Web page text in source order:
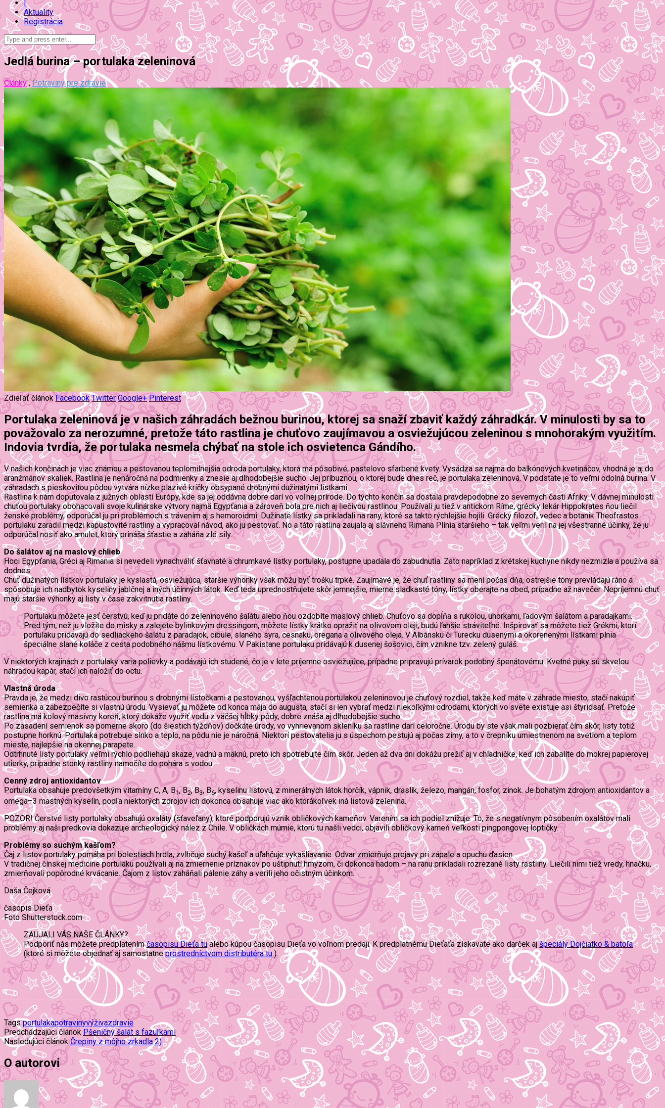
|
Aktuality
Registrácia
Jedlá burina – portulaka zeleninová
Články,Potraviny pre zdravie
Zdieľať článok Facebook Twitter Google+ Pinterest
Portulaka zeleninová je v našich záhradách bežnou burinou, ktorej sa snaží zbaviť každý záhradkár. V minulosti by sa to
považovalo za nerozumné, pretože táto rastlina je chuťovo zaujímavou a osviežujúcou zeleninou s mnohorakým využitím.
Indovia tvrdia, že portulaka nesmela chýbať na stole ich osvietenca Gándího.
V našich končinách je viac známou a pestovanou teplomilnejšia odroda portulaky, ktorá má pôsobivé, pastelovo sfarbené kvety. Vysádza sa najmä do balkónových kvetináčov, vhodná je aj do
aranžmánov skaliek. Rastlina je nenáročná na podmienky a znesie aj dlhodobejšie sucho. Jej príbuznou, o ktorej bude dnes reč, je portulaka zeleninová. V podstate je to veľmi odolná burina. V
záhradách s pieskovitou pôdou vytvára nízke plazivé kríčky obsypané drobnými dužinatými lístkami.
Rastlina k nám doputovala z južných oblastí Európy, kde sa jej oddávna dobre darí vo voľnej prírode. Do týchto končín sa dostala pravdepodobne zo severných častí Afriky. V dávnej minulosti
chuťou portulaky obohacovali svoje kulinárske výtvory najmä Egypťania a zároveň bola pre nich aj liečivou rastlinou. Používali ju tiež v antickom Ríme, grécky lekár Hippokrates ňou liečil
ženské problémy, odporúčal ju pri problémoch s trávením aj s hemoroidmi. Dužinaté lístky sa prikladali na rany, ktoré sa takto rýchlejšie hojili. Grécky filozof, vedec a botanik Theofrastos
portulaku zaradil medzi kapustovité rastliny a vypracoval návod, ako ju pestovať. No a táto rastlina zaujala aj slávneho Rimana Plínia staršieho – tak veľmi veril na jej všestranné účinky, že ju
odporúčal nosiť ako amulet, ktorý prináša šťastie a zaháňa zlé sily.
Do šalátov aj na maslový chlieb
Hoci Egypťania, Gréci aj Rimania si nevedeli vynachváliť šťavnaté a chrumkavé lístky portulaky, postupne upadala do zabudnutia. Zato napríklad z krétskej kuchyne nikdy nezmizla a používa sa
dodnes.
Chuť dužinatých lístkov portulaky je kyslastá, osviežujúca, staršie výhonky však môžu byť trošku trpké. Zaujímavé je, že chuť rastliny sa mení počas dňa, ostrejšie tóny prevládajú ráno a
spôsobuje ich nadbytok kyseliny jablčnej a iných účinných látok. Keď teda uprednostňujete skôr jemnejšie, mierne sladkasté tóny, lístky oberajte na obed, prípadne až navečer. Nepríjemnú chuť
majú staršie výhonky aj listy v čase zakvitnutia rastliny.
Portulaku môžete jesť čerstvú, keď ju pridáte do zeleninového šalátu alebo ňou ozdobíte maslový chlieb. Chuťovo sa dopĺňa s rukolou, uhorkami, ľadovým šalátom a paradajkami.
Pred tým, než ju vložíte do misky a zalejete bylinkovým dressingom, môžete lístky krátko opražiť na olivovom oleji, budú ľahšie stráviteľné. Inšpirovať sa môžete tiež Grékmi, ktorí
portulaku pridávajú do sedliackeho šalátu z paradajok, cibule, slaného syra, cesnaku, oregana a olivového oleja. V Albánsku či Turecku dusenými a okorenenými lístkami plnia
špeciálne slané koláče z cesta podobného nášmu lístkovému. V Pakistane portulaku pridávajú k dusenej šošovici, čím vznikne tzv. zelený guláš.
V niektorých krajinách z portulaky varia polievky a podávajú ich studené, čo je v lete príjemne osviežujúce, prípadne pripravujú prívarok podobný špenátovému. Kvetné puky sú skvelou
náhradou kapár, stačí ich naložiť do octu.
Vlastná úroda
Pravda je, že medzi divo rastúcou burinou s drobnými lístočkami a pestovanou, vyšľachtenou portulakou zeleninovou je chuťový rozdiel, takže keď máte v záhrade miesto, stačí nakúpiť
semienka a zabezpečíte si vlastnú úrodu. Vysievať ju môžete od konca mája do augusta, stačí si len vybrať medzi niekoľkými odrodami, ktorých vo svete existuje asi štyridsať. Pretože
rastlina má kolový masívny koreň, ktorý dokáže využiť vodu z väčšej hĺbky pôdy, dobre znáša aj dlhodobejšie sucho.
Po zasadení semienok sa pomerne skoro (do šiestich týždňov) dočkáte úrody, vo vyhrievanom skleníku sa rastline darí celoročne. Úrodu by ste však mali pozbierať čím skôr, listy totiž
postupne horknú. Portulaka potrebuje slnko a teplo, na pôdu nie je náročná. Niektorí pestovatelia ju s úspechom pestujú aj počas zimy, a to v črepníku umiestnenom na svetlom a teplom
mieste, najlepšie na okennej parapete.
Odtrhnuté listy portulaky veľmi rýchlo podliehajú skaze, vädnú a mäknú, preto ich spotrebujte čím skôr. Jeden až dva dni dokážu prežiť aj v chladničke, keď ich zabalíte do mokrej papierovej
utierky, prípadne stonky rastliny namočíte do pohára s vodou.
Cenný zdroj antioxidantov
Portulaka obsahuje predovšetkým vitamíny C, A, B1, B2, B3, B6, kyselinu listovú, z minerálnych látok horčík, vápnik, draslík, železo, mangán, fosfor, zinok. Je bohatým zdrojom antioxidantov a
omega–3 mastných kyselín, podľa niektorých zdrojov ich dokonca obsahuje viac ako ktorákoľvek iná listová zelenina.
POZOR! Čerstvé listy portulaky obsahujú oxaláty (šťaveľany), ktoré podporujú vznik obličkových kameňov. Varením sa ich podiel znižuje. To, že s negatívnym pôsobením oxalátov mali
problémy aj naši predkovia dokazuje archeologický nález z Chile. V obličkách múmie, ktorú tu našli vedci, objavili obličkový kameň veľkosti pingpongovej loptičky.
Problémy so suchým kašľom?
Čaj z listov portulaky pomáha pri bolestiach hrdla, zvlhčuje suchý kašeľ a uľahčuje vykašliavanie. Odvar zmierňuje prejavy pri zápale a opuchu ďasien.
V tradičnej čínskej medicíne portulaku používali aj na zmiernenie príznakov po uštipnutí hmyzom, či dokonca hadom – na ranu prikladali rozrezané listy rastliny. Liečili nimi tiež vredy, hnačku,
zmierňovali popôrodné krvácanie. Čajom z listov zaháňali pálenie záhy a verili jeho očistným účinkom.
Daša Čejková
časopis Dieťa
Foto Shutterstock.com
ZAUJALI VÁS NAŠE ČLÁNKY?
Podporiť nás môžete predplatenímčasopisu Dieťa tualebo kúpou časopisu Dieťa vo voľnom predaji. K predplatnému Dieťaťa získavate ako darček ajšpeciály Dojčiatko & batoľa
(ktoré si môžete objednať aj samostatneprostredníctvom distributéra tu).
Tags portulakapotravinyvýživazdravie
Predchádzajúci článok Pšeničný šalát s fazuľkami
Nasledujúci článok Črepiny z môjho zrkadla 2)
O autorovi